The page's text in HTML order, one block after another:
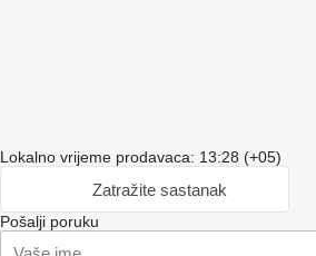
Lokalno vrijeme prodavaca: 13:28 (+05)
Zatražite sastanak
Pošalji poruku